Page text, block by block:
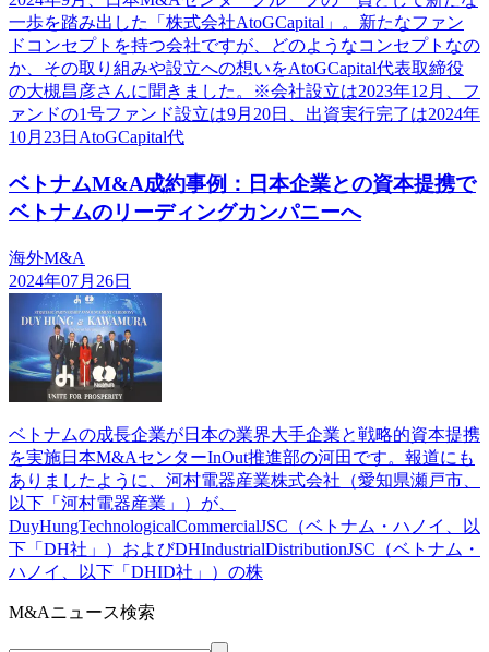
一歩を踏み出した「株式会社AtoGCapital」。新たなファン
ドコンセプトを持つ会社ですが、どのようなコンセプトなの
か、その取り組みや設立への想いをAtoGCapital代表取締役
の大槻昌彦さんに聞きました。※会社設立は2023年12月、フ
ァンドの1号ファンド設立は9月20日、出資実行完了は2024年
10月23日AtoGCapital代
ベトナムM&A成約事例：日本企業との資本提携で
ベトナムのリーディングカンパニーへ
海外M&A
2024年07月26日
ベトナムの成長企業が日本の業界大手企業と戦略的資本提携
を実施日本M&AセンターInOut推進部の河田です。報道にも
ありましたように、河村電器産業株式会社（愛知県瀬戸市、
以下「河村電器産業」）が、
DuyHungTechnologicalCommercialJSC（ベトナム・ハノイ、以
下「DH社」）およびDHIndustrialDistributionJSC（ベトナム・
ハノイ、以下「DHID社」）の株
M&Aニュース検索